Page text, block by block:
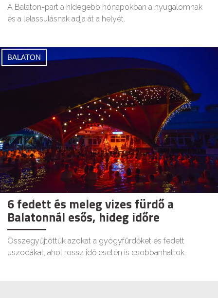
A Balaton-part a hidegebb hónapokban a nyugalomnak
és a lelassulásnak adja át a helyét.
BALATON
6 fedett és meleg vizes fürdő a
Balatonnál esős, hideg időre
Összegyűjtöttük azokat a gyógyfürdőket és fedett
uszodákat, ahol rossz idő esetén is csobbanhattok.